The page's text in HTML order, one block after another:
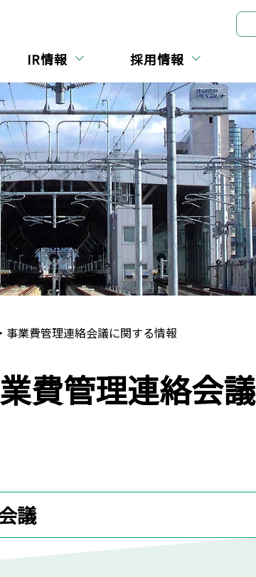
IR情報 採用情報
事業費管理連絡会議に関する情報
費管理連絡会議
議